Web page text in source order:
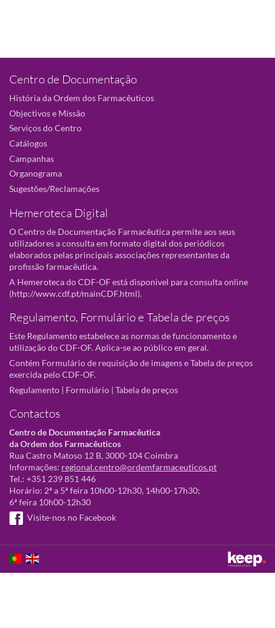
Centro de Documentação
História da Ordem dos Farmacêuticos
Objectivos e Missão
Serviços do Centro
Catálogos
Campanhas
Organograma
Sugestões/Reclamações
Hemeroteca Digital
O Centro de Documentação Farmacêutica permite aos seus
utilizadores a consulta em formato digital dos periódicos
elaborados pelas principais associações representantes da
profissão farmacêutica.
A Hemeroteca do CDF-OF está disponivel para consulta online
(http://www.cdf.pt/mainCDF.html).
Regulamento, Formulário e Tabela de preços
Este Regulamento estabelece as normas de funcionamento e
utilização do CDF-OF. Aplica-se ao público em geral.
Contém Formulário de requisição de imagens e Tabela de preços
exercida pelo CDF-OF.
Regulamento | Formulário | Tabela de preços
Contactos
Centro de Documentação Farmacêutica
da Ordem dos Farmacêuticos
Rua Castro Matoso 12 B, 3000-104 Coimbra
Informações: regional.centro@ordemfarmaceuticos.pt
Tel.: +351 239 851 446
Horário: 2ª a 5ª feira 10h00-12h30, 14h00-17h30;
6ª feira 10h00-12h30
Visite-nos no Facebook